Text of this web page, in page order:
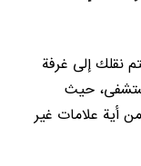
نقلك إلى غرفة
حيث
أية علامات غير